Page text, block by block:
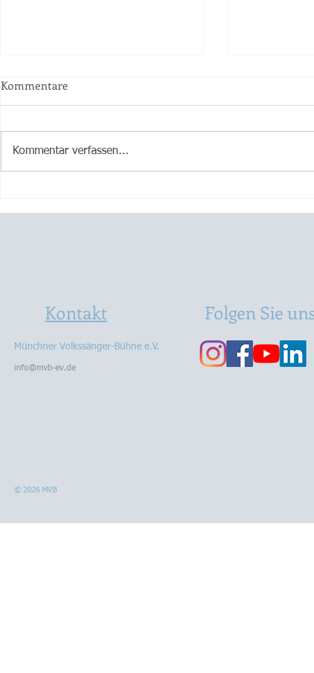
2019 - Ein König mit Biss
gesprengt
Kommentare
Kommentar verfassen...
Kontakt
Münchner Volkssänger-Bühne e.V.
info@mvb-ev.de
Folgen Sie
© 2026 MVB